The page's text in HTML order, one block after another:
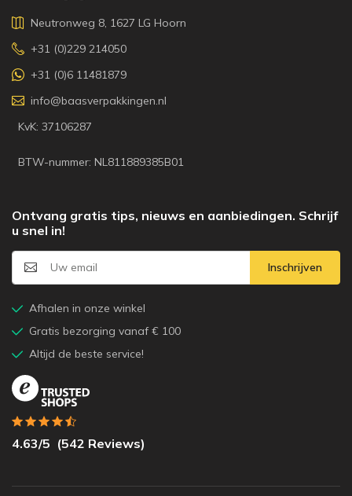
Neutronweg 8, 1627 LG Hoorn
+31 (0)229 214050
+31 (0)6 11481879
info@baasverpakkingen.nl
KvK: 37106287
BTW-nummer: NL811889385B01
Ontvang gratis tips, nieuws en aanbiedingen. Schrijf
u snel in!
Inschrijven
Afhalen in onze winkel
Gratis bezorging vanaf € 100
Altijd de beste service!
4.63/5 (542 Reviews)